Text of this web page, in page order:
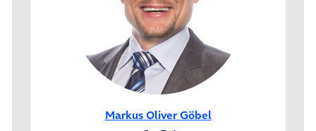
Markus Oliver Göbel